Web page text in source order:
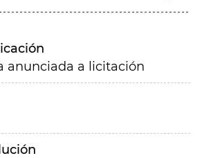
anunciada a licitación